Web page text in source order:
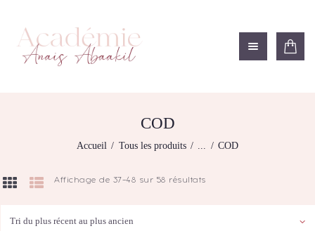
COD
Accueil Tous les produits ... COD
ACADÉMIE ANAÏS ABAAKIL
Formation et shop Indigo
NOS FORMATIONS
FORMATIONS
BOUTIQUE
RECHERCHE
Affichage de 37–48 sur 58 résultats